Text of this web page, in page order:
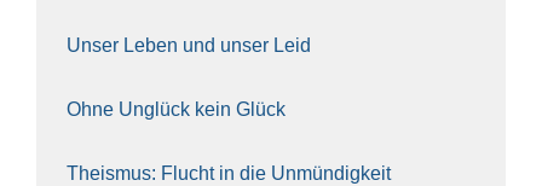
Unser Leben und unser Leid
Ohne Unglück kein Glück
The­is­mus: Flucht in die Unmün­dig­keit